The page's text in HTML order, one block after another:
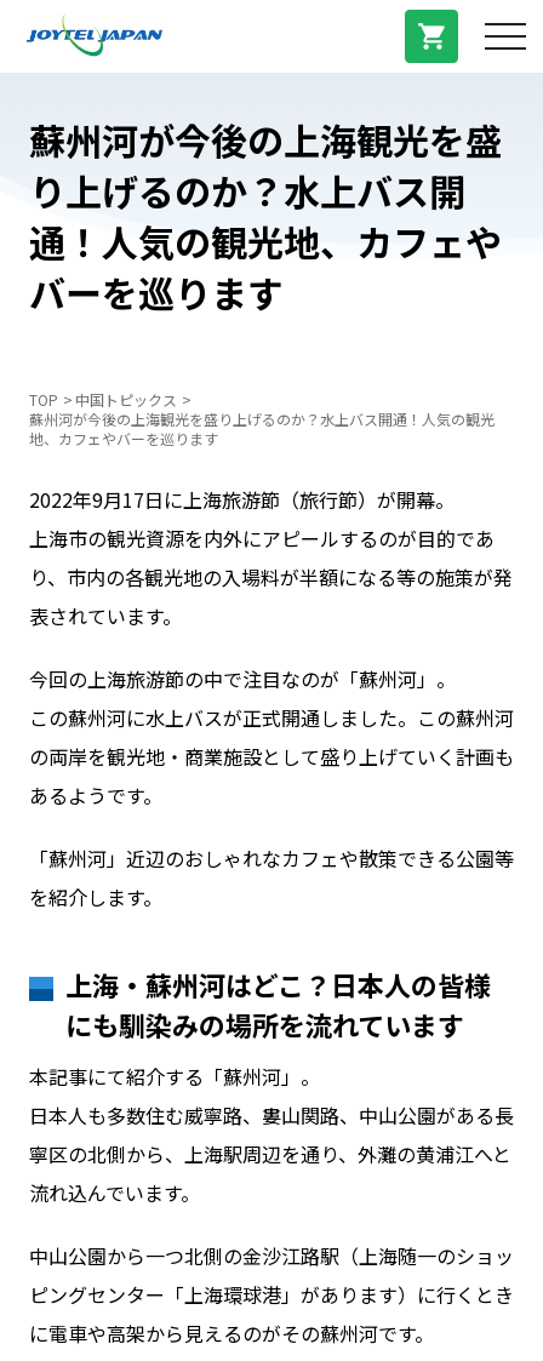
ログイン
WiFiレンタルプランお申し込み
料金プラン
プラン/商品
中国トピックス
法人登録
蘇州河が今後の上海観光を盛
り上げるのか？水上バス開
通！人気の観光地、カフェや
バーを巡ります
TOP
中国トピックス
蘇州河が今後の上海観光を盛り上げるのか？水上バス開通！人気の観光
地、カフェやバーを巡ります
2022年9月17日に上海旅游節（旅行節）が開幕。
上海市の観光資源を内外にアピールするのが目的であ
り、市内の各観光地の入場料が半額になる等の施策が発
表されています。
今回の上海旅游節の中で注目なのが「蘇州河」。
この蘇州河に水上バスが正式開通しました。この蘇州河
の両岸を観光地・商業施設として盛り上げていく計画も
あるようです。
「蘇州河」近辺のおしゃれなカフェや散策できる公園等
を紹介します。
上海・蘇州河はどこ？日本人の皆様
にも馴染みの場所を流れています
本記事にて紹介する「蘇州河」。
日本人も多数住む威寧路、婁山関路、中山公園がある長
寧区の北側から、上海駅周辺を通り、外灘の黄浦江へと
流れ込んでいます。
中山公園から一つ北側の金沙江路駅（上海随一のショッ
ピングセンター「上海環球港」があります）に行くとき
に電車や高架から見えるのがその蘇州河です。